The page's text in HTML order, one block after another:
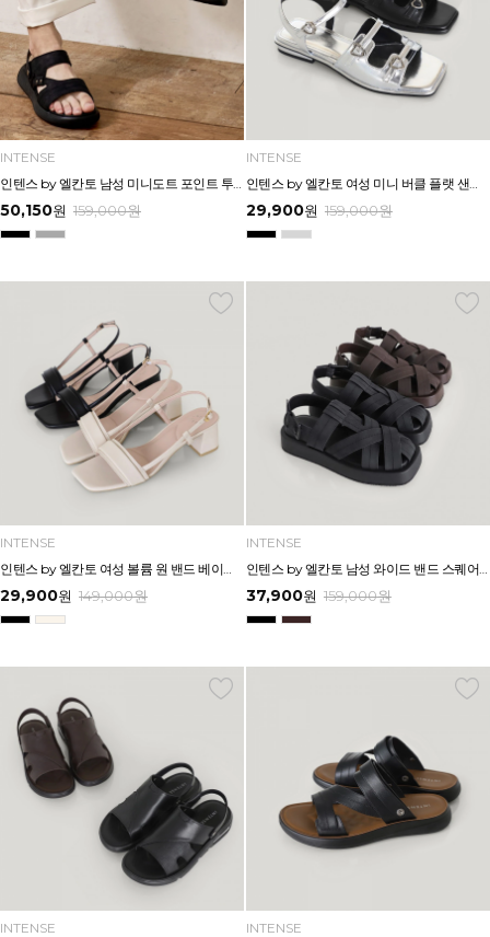
INTENSE
50,150원 159,000원
INTENSE
29,900원 159,000원
INTENSE
29,900원 149,000원
INTENSE
37,900원 159,000원
INTENSE
INTENSE